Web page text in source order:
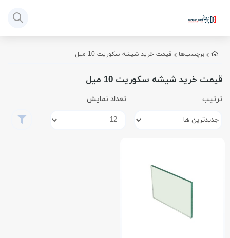
برچسب‌ها قیمت خرید شیشه سکوریت 10 میل
قیمت خرید شیشه سکوریت 10 میل
ترتیب تعداد نمایش